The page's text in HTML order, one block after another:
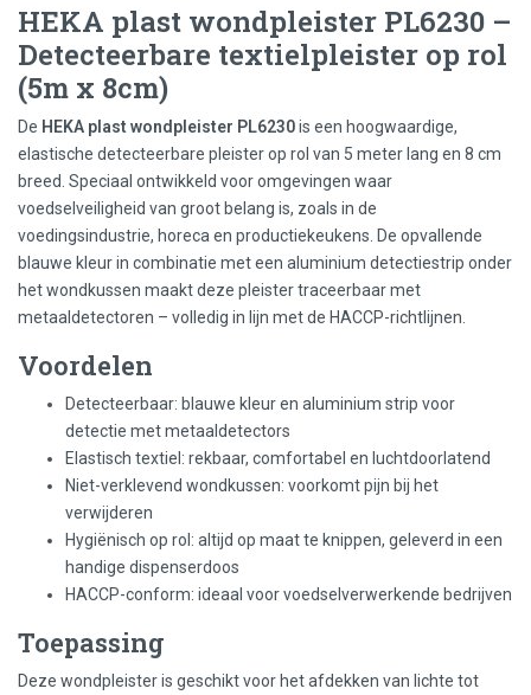
HEKA plast wondpleister PL6230 –
Detecteerbare textielpleister op rol
(5m x 8cm)
De HEKA plast wondpleister PL6230is een hoogwaardige,
elastische detecteerbare pleister op rol van 5 meter lang en 8 cm
breed. Speciaal ontwikkeld voor omgevingen waar
voedselveiligheid van groot belang is, zoals in de
voedingsindustrie, horeca en productiekeukens. De opvallende
blauwe kleur in combinatie met een aluminium detectiestrip onder
het wondkussen maakt deze pleister traceerbaar met
metaaldetectoren – volledig in lijn met de HACCP-richtlijnen.
Voordelen
Detecteerbaar: blauwe kleur en aluminium strip voor
detectie met metaaldetectors
Elastisch textiel: rekbaar, comfortabel en luchtdoorlatend
Niet-verklevend wondkussen: voorkomt pijn bij het
verwijderen
Hygiënisch op rol: altijd op maat te knippen, geleverd in een
handige dispenserdoos
HACCP-conform: ideaal voor voedselverwerkende bedrijven
Toepassing
Deze wondpleister is geschikt voor het afdekken van lichte tot